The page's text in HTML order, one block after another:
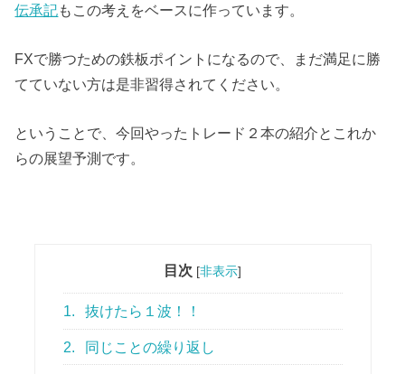
伝承記もこの考えをベースに作っています。
FXで勝つための鉄板ポイントになるので、まだ満足に勝
てていない方は是非習得されてください。
ということで、今回やったトレード２本の紹介とこれか
らの展望予測です。
目次 [非表示]
1. 抜けたら１波！！
2. 同じことの繰り返し